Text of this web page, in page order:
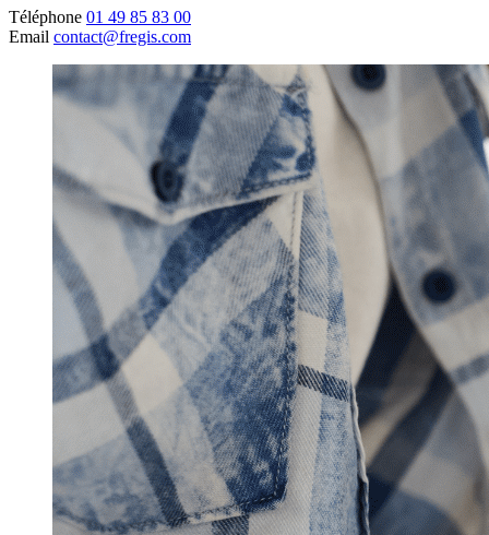
Téléphone 01 49 85 83 00
Email contact@fregis.com